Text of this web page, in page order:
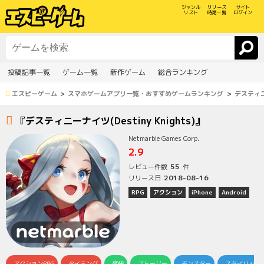
ジャンル
リスト
リリース
時期一覧
サイト
ログイン
投稿記事一覧 ゲーム一覧 新作ゲーム 総合ランキング
エスピーゲーム スマホゲームアプリ一覧・おすすめゲームランキング デステ
『デスティニーナイツ(Destiny Knights)』
Netmarble Games Corp.
2.9
レビュー件数 55 件
リリース日 2018-08-16
RPG アクション iPhone Android